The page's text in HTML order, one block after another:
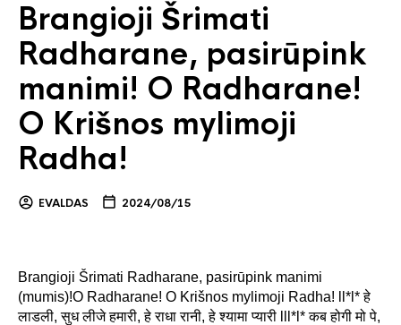
Brangioji Šrimati
Radharane, pasirūpink
manimi! O Radharane!
O Krišnos mylimoji
Radha!
EVALDAS 2024/08/15
Brangioji Šrimati Radharane, pasirūpink manimi
(mumis)!O Radharane! O Krišnos mylimoji Radha! ll*l* हे
लाडली, सुध लीजे हमारी, हे राधा रानी, हे श्यामा प्यारी lll*l* कब होगी मो पे,